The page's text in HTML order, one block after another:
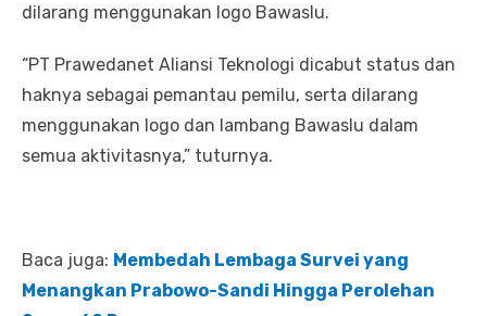
dilarang menggunakan logo Bawaslu.
“PT Prawedanet Aliansi Teknologi dicabut status dan
haknya sebagai pemantau pemilu, serta dilarang
menggunakan logo dan lambang Bawaslu dalam
semua aktivitasnya,” tuturnya.
Baca juga: Membedah Lembaga Survei yang
Menangkan Prabowo-Sandi Hingga Perolehan